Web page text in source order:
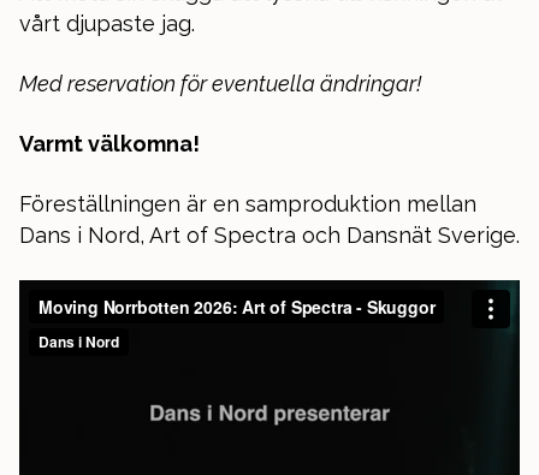
vårt djupaste jag.
Med reservation för eventuella ändringar!
Varmt välkomna!
Föreställningen är en samproduktion mellan
Dans i Nord, Art of Spectra och Dansnät Sverige.